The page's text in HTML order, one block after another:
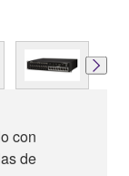
con
de